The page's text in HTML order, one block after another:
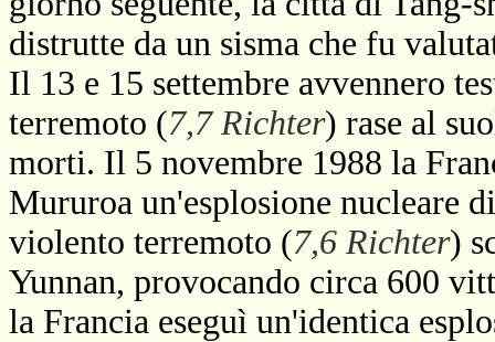
distrutte da un sisma che fu
Il 13 e 15 settembre avvennero
terremoto (7,7 Richter) rase al
morti. Il 5 novembre 1988 la
Mururoa un'esplosione nucleare
violento terremoto (7,6 Richter)
Yunnan, provocando circa 600
la Francia eseguì un'identica